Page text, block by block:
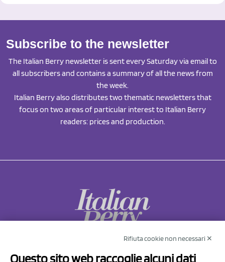
Subscribe to the newsletter
The Italian Berry newsletter is sent every Saturday via email to
all subscribers and contains a summary of all the news from
the week.
Italian Berry also distributes two thematic newsletters that
focus on two areas of particular interest to Italian Berry
readers: prices and production.
Rifiuta cookie non necessari ✕
Questo sito web raccoglie alcuni dati